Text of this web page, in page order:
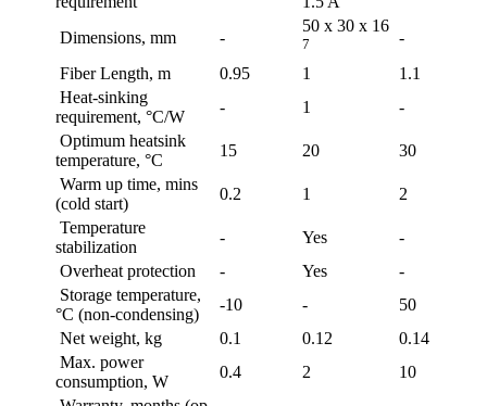
Dimensions, mm -
50 x 30 x 16
7
-
Fiber Length, m
0.95 1
1.1
Heat-sinking
requirement, °C/W
- 1
-
Optimum heatsink
temperature, °C
15 20
30
Warm up time, mins
(cold start)
0.2 1
2
Temperature
stabilization
- Yes
-
Overheat protection
- Yes
-
Storage temperature,
°C (non-condensing)
-10 -
50
Net weight, kg
0.1 0.12
0.14
Max. power
consumption, W
0.4 2
10